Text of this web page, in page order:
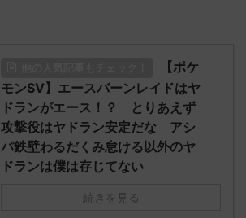
【ポケ
モンSV】エースバーンレイドはヤ
ドランがエース！？ とりあえず
攻撃役はヤドラン安定だな アシ
パ鉄壁わるだくみ怠ける以外のヤ
ドランは僕は存じてない
続きを見る